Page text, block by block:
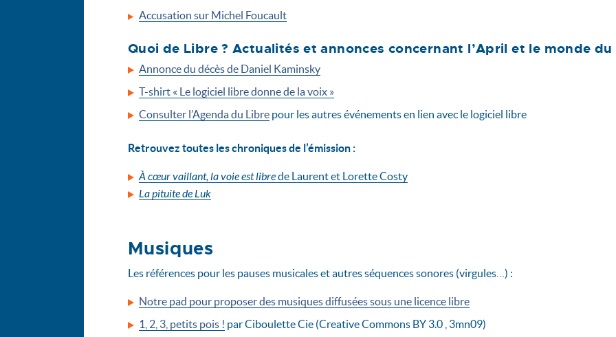
Accusation sur Michel Foucault
Quoi de Libre ? Actualités et annonces concernant l’April et le monde
Annonce du décès de Daniel Kaminsky
T-shirt « Le logiciel libre donne de la voix »
Consulter l’Agenda du Librepour les autres événements en lien avec le logiciel libre
Retrouvez toutes les chroniques de l’émission :
À cœur vaillant, la voie est librede Laurent et Lorette Costy
La pituite de Luk
Musiques
Les références pour les pauses musicales et autres séquences sonores (virgules…) :
Notre pad pour proposer des musiques diffusées sous une licence libre
1, 2, 3, petits pois ! par Ciboulette Cie (Creative Commons BY 3.0 , 3mn09)